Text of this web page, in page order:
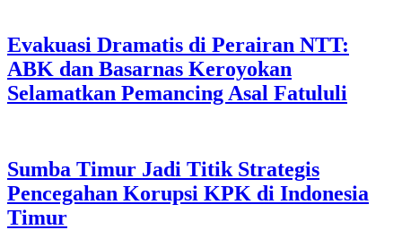
Evakuasi Dramatis di Perairan NTT:
ABK dan Basarnas Keroyokan
Selamatkan Pemancing Asal Fatululi
Sumba Timur Jadi Titik Strategis
Pencegahan Korupsi KPK di Indonesia
Timur